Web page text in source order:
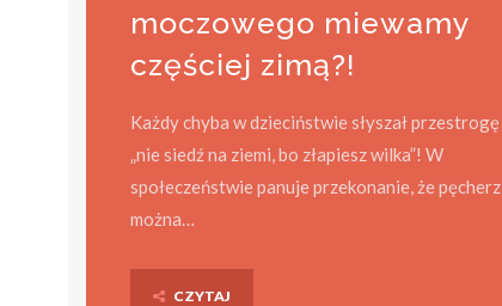
moczowego miewamy
częściej zimą?!
Każdy chyba w dzieciństwie słyszał przestrogę
„nie siedź na ziemi, bo złapiesz wilka”! W
społeczeństwie panuje przekonanie, że pęcherz
można…
CZYTAJ